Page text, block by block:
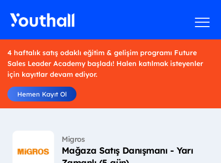
4 haftalık satış odaklı eğitim & gelişim programı Future
Sales Leader Academy başladı! Halen katılmak isteyenler
için kayıtlar devam ediyor.
Hemen Kayıt Ol
Migros
Mağaza Satış Danışmanı - Yarı